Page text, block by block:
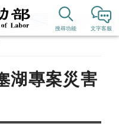
文字客服
搜尋功能
專區
湖專案災害